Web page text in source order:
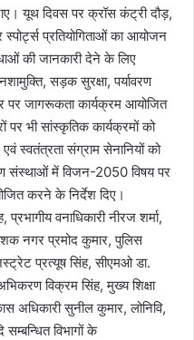
यूथ दिवस पर क्रॉस कंट्री दौड़,
प्रतियोगिताओं का आयोजन
की जानकारी देने के लिए
सड़क सुरक्षा, पर्यावरण
पर जागरूकता कार्यक्रम आयोजित
पर भी सांस्कृतिक कार्यक्रमों को
स्वतंत्रता संग्राम सेनानियों को
संस्थाओं में विजन-2050 विषय पर
करने के निर्देश दिए।
वनाधिकारी नीरज शर्मा,
नगर प्रमोद कुमार, पुलिस
प्रत्यूष सिंह, सीएमओ डा.
विक्रम सिंह, मुख्य शिक्षा
अधिकारी सुनील कुमार, लोनिवि,
विभागों के